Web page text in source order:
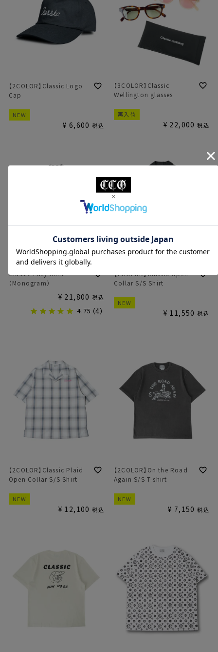
【2COLOR】Classic Logo
Cap
NEW
¥ 6,600 税込
【3COLOR】Classic
Wellington glasses
再入荷
¥ 22,000 税込
Classic Easy Shirt
（Monogram）
¥ 21,800 税込
4.75 （4）
【2COLOR】Classic Open
Collar S/S Shirt
NEW
¥ 11,550 税込
【2COLOR】Classic Plaid
Open Collar S/S Shirt
NEW
¥ 12,100 税込
【2COLOR】On the Road
Again S/S T-shirt
NEW
¥ 7,150 税込